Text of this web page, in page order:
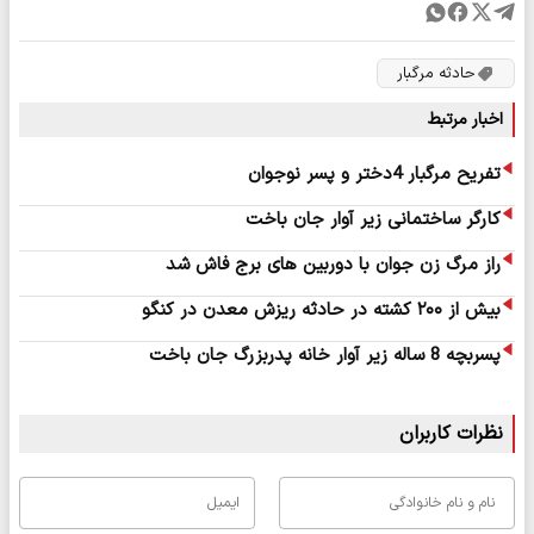
حادثه مرگبار
اخبار مرتبط
تفریح مرگبار 4دختر و پسر نوجوان
کارگر ساختمانی زیر آوار جان باخت
راز مرگ زن جوان با دوربین های برج فاش شد
بیش از ۲۰۰ کشته در حادثه ریزش معدن در کنگو
پسربچه 8 ساله زیر آوار خانه پدربزرگ جان باخت
نظرات کاربران